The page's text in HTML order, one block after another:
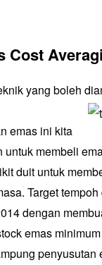
Cost
yang boleh
emas ini kita
membeli
duit untuk
Target
dengan
emas